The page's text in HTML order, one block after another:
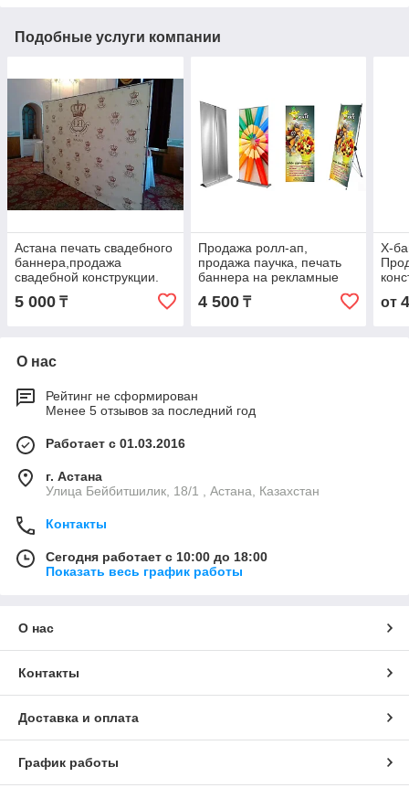
Подобные услуги компании
Астана печать свадебного
баннера,продажа
свадебной конструкции.
5 000 ₸
Продажа ролл-ап,
продажа паучка, печать
баннера на рекламные
конструкции в Астане
4 500₸
Х-
от
О нас
Рейтинг не сформирован
Менее 5 отзывов за последний год
Работает с 01.03.2016
г. Астана
Улица Бейбитшилик, 18/1 , Астана, Казахстан
Контакты
Сегодня работает с 10:00 до 18:00
Показать весь график работы
О нас
Контакты
Доставка и оплата
График работы